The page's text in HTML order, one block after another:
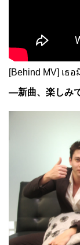
[Behind MV] เธอ
—新曲、楽しみ